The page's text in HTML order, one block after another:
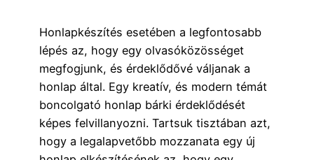
Honlapkészítés esetében a legfontosabb
lépés az, hogy egy olvasóközösséget
megfogjunk, és érdeklődővé váljanak a
honlap által. Egy kreatív, és modern témát
boncolgató honlap bárki érdeklődését
képes felvillanyozni. Tartsuk tisztában azt,
hogy a legalapvetőbb mozzanata egy új